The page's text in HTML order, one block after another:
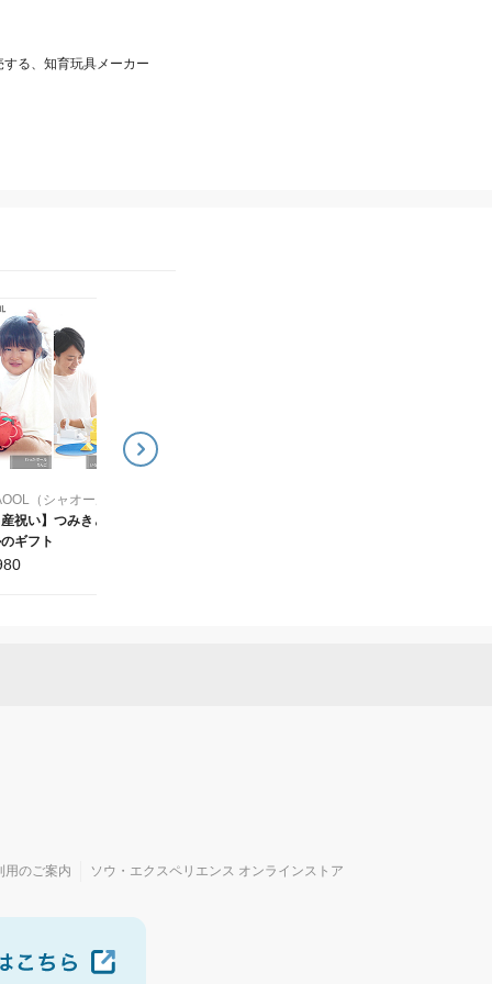
る、知育玩具メーカー
（シャオール）
産祝い】つみきとボ
ギフト
用のご案内 ソウ・エクスペリエンス オンラインストア